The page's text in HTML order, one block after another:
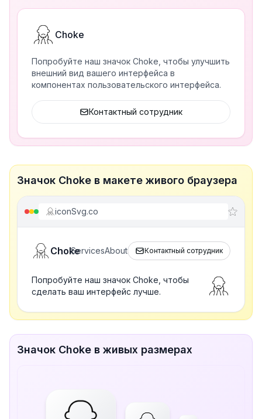
Choke
Попробуйте наш значок Choke, чтобы улучшить
внешний вид вашего интерфейса в
компонентах пользовательского интерфейса.
Контактный сотрудник
Значок Choke в макете живого браузера
iconSvg.co
ChokeServicesAbout Контактный сотрудник
Попробуйте наш значок Choke, чтобы
сделать ваш интерфейс лучше.
Значок Choke в живых размерах